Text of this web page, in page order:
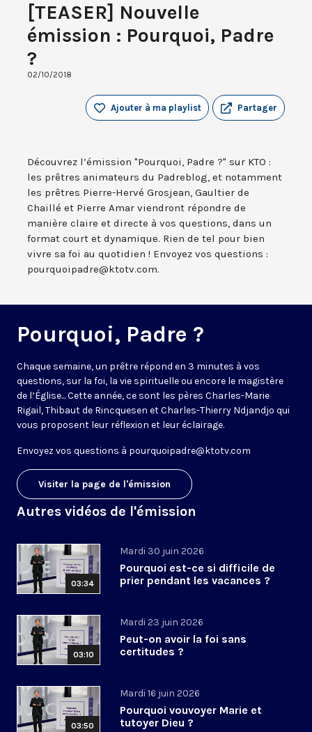
[TEASER] Nouvelle
émission : Pourquoi, Padre
?
02/10/2018
Partager
Ajouter à ma playlist
Découvrez l’émission "Pourquoi, Padre ?" sur KTO :
les prêtres animateurs du Padreblog, et notamment
les prêtres Pierre-Hervé Grosjean, Gaultier de
Chaillé et Pierre Amar viendront répondre de
manière claire et directe à vos questions, dans un
format court et dynamique. Rien de tel pour bien
vivre sa foi au quotidien ! Envoyez vos questions :
pourquoipadre@ktotv.com.
Pourquoi, Padre ?
Chaque semaine, un prêtre répond en 3 minutes à vos
questions, sur la foi, la vie spirituelle ou encore le magistère
de l’Église... Cette année, ce sont les pères Charles-Marie
Rigail, Thibaut de Rincquesen et Charles-Thierry Ndjandjo qui
vous proposent leur réflexion et leur éclairage.
Envoyez vos questions à pourquoipadre@ktotv.com
Visiter la page de l'émission
Autres vidéos de l'émission
03:34
Mardi 30 juin 2026
Pourquoi est-ce si difficile de
prier pendant les vacances ?
03:10
Mardi 23 juin 2026
Peut-on avoir la foi sans
certitudes ?
03:50
Mardi 16 juin 2026
Pourquoi vouvoyer Marie et
tutoyer Dieu ?